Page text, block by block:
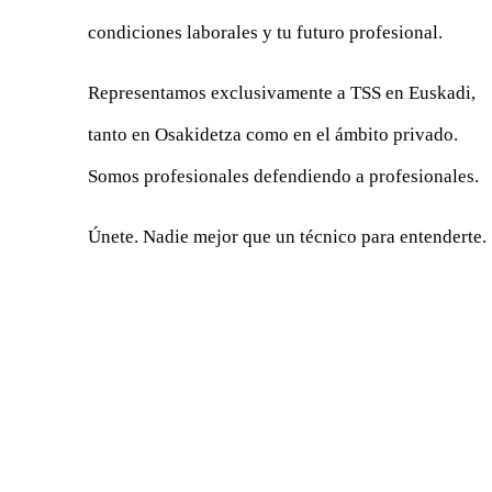
condiciones laborales y tu futuro profesional.
Representamos exclusivamente a TSS en Euskadi,
tanto en Osakidetza como en el ámbito privado.
Somos profesionales defendiendo a profesionales.
Únete. Nadie mejor que un técnico para entenderte.